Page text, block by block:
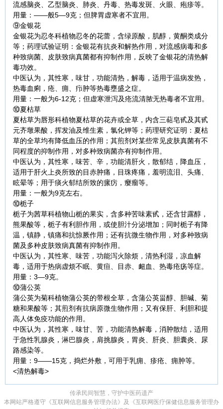
流感脑炎、乙型脑炎、肺炎、丹毒、热毒发斑、火眼、疱疹等。
用量：——般5—9克；但脾胃虚寒者不宜用。
⑨金银花
金银花为忍冬科植物忍冬的花蕾，含绿原酸，肌醇，黄酮类成分
等；药理试验证明：金银花有抗炎和解热作用，对流感病毒和多
种致病菌、皮肤致病真菌都有抑制作用，反映了金银花的清热解
毒功效。
中医认为，其性寒，味甘，功能清热，解毒，适用于温病发热，
热毒血痢，疮、痈、疖肿等热毒壅盛之症。
用量：一般为6-12克；但虚寒泄泻及疮流清脓无热毒者不宜用。
⑩夏枯草
夏枯草为唇形科植物夏枯草的花卉或全草，内含三萜皂甙及其甙
元齐墩果酸，挥发油及维生素，氯化钾等；药理研究证明：夏枯
草的全草均有降低血压的作用；其煎剂对某些常见皮肤真菌有不
同程度的抑制作用，对多种致病菌亦有抑制作用。
中医认为，其性寒，味苦、辛，功能清肝火，散郁结，降血压，
适用于肝火上炎所致的目赤肿痛，目珠疼痛，羞明流泪、头痛、
眩晕等；用于痰火郁结所致的瘰疠，瘿瘤等。
用量：一般为9克左右。
⑩栀子
栀子为茜草科植物山栀的果实，含多种苦味素甙，还含甘露醇，
熊果酸等，栀子有利胆作用，或使胆汁分泌增加；同时栀子有降
温，镇静，镇痛和抗惊厥作用；还有抗微生物作用，对多种致病
菌及多种皮肤致病真菌有抑制作用。
中医认为，其性寒、味苦，功能泻火除烦，清热利湿，凉血解
毒，适用于热病虚烦不眠、黄疸、目赤、衄血、热毒疮疡等症。
用量：3—9克。
⑩蒲公英
蒲公英为菊科植物蒲公英的带根全草，含蒲公英甾醇、胆碱、菊
糖和果酸等；其煎剂有抗病原微生物作用；又有保肝、利胆和提
高人体免疫功能的作用。
中医认为，其性寒，味甘、苦，功能清热解毒，消肿散结，适用
于急性乳腺炎，淋巴腺炎，肩挑腺炎，胃炎、肝炎、胆囊炎、尿
路感染等。
用量：9——15克，捣烂外敷，可用于乳痈、疹疮、痈肿等。
<清热解毒>
传承民间智慧，守护中医药遗产
本网站严格遵守《互联网信息服务管理办法》及《互联网医疗保健信息服务管理办